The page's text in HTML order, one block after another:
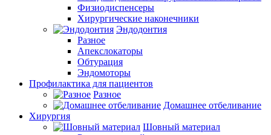
Физиодиспенсеры
Хирургические наконечники
Эндодонтия
Разное
Апекслокаторы
Обтурация
Эндомоторы
Профилактика для пациентов
Разное
Домашнее отбеливание
Хирургия
Шовный материал